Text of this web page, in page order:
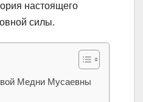
настоящего
силы.
Медни Мусаевны